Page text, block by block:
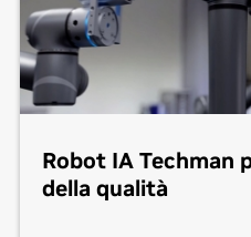
Robot IA Techman
della qualità